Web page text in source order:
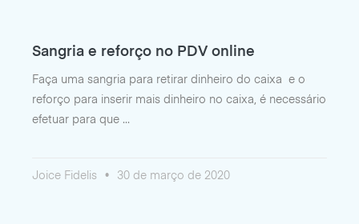
Sangria e reforço no PDV online
Faça uma sangria para retirar dinheiro do caixa e o
reforço para inserir mais dinheiro no caixa, é necessário
efetuar para que
Joice Fidelis 30 de março de 2020